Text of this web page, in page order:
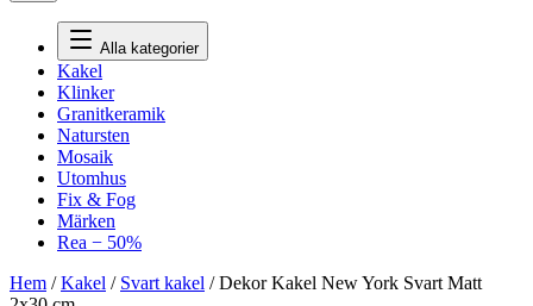
Alla kategorier
Kakel
Klinker
Granitkeramik
Natursten
Mosaik
Utomhus
Fix & Fog
Märken
Rea − 50%
Hem /Kakel / Svart kakel /Dekor Kakel New York Svart Matt